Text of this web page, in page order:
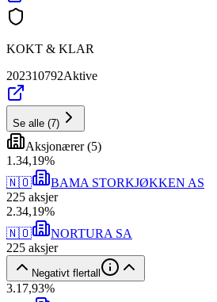
KOKT & KLAR
202310792Aktive
Se alle (7)
Aksjonærer(5)
1 .34,19%
🇳🇴
BAMA STORKJØKKEN AS
225 aksjer
2.34,19%
🇳🇴
NORTURA SA
225 aksjer
Negativt flertall
3.17,93%